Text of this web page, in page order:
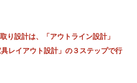
り設計は、「アウトライン設計」
具レイアウト設計」の３ステップで行